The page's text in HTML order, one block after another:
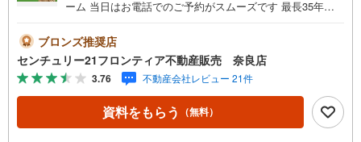
ーム 当日はお電話でのご予約がスムーズです 最長35年の
駅」歩9分（670m）・JR和歌山線「大和新庄駅」歩18分
（1420m）・新庄小学校歩3分（210m）・新庄中学校歩7分
（500m） 特徴・住宅性能評価5分野7項目で最も高い等級
取得を標準化！最長35年の定期点検・長期保証で安心・長
期優良住宅/3LDKS/ストレージルーム/LDK19.5帖/2台駐車
可 弊社が選ばれる理由 1.お金の扱い方のプロ、ファイナン
ブロンズ推奨店
センチュリー21フロンティア不動産販売 奈良店
3.76 不動産会社レビュー 21件
資料をもらう （無料）